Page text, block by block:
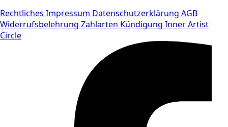
Rechtliches Impressum Datenschutzerklärung AGB
Widerrufsbelehrung Zahlarten Kündigung Inner Artist
Circle